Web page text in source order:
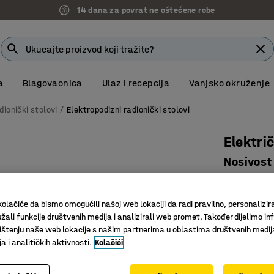
14 dana za povrat ne oštećene robe
Blagovaonica Ulaz i recepcija Vanjsko okruženje
stolovi Elektropodizni radionički stolovi
HPL
da bismo omogućili našoj web lokaciji da radi pravilno,
funkcije društvenih medija i analizirali web promet. Također dijelimo
naše web lokacije s našim partnerima u oblastima društvenih
i analitičkih aktivnosti. Kolačići